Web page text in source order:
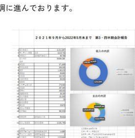
進んでおります。